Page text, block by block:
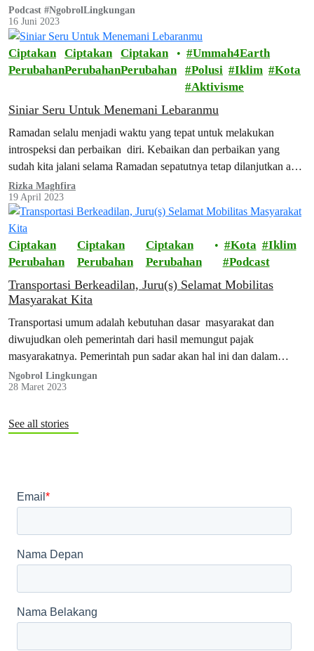
masalah.
Podcast #NgobrolLingkungan
16 Juni 2023
Ciptakan
Perubahan
Ciptakan
Perubahan
Ciptakan
Perubahan
Ummah4Earth
Polusi
Iklim
Kota
Aktivisme
Siniar Seru Untuk Menemani Lebaranmu
Ramadan selalu menjadi waktu yang tepat untuk melakukan
introspeksi dan perbaikan diri. Kebaikan dan perbaikan yang
sudah kita jalani selama Ramadan sepatutnya tetap dilanjutkan agar
keberkahan Ramadan tidak berhenti begitu saja.
Rizka Maghfira
19 April 2023
Ciptakan
Perubahan
Ciptakan
Perubahan
Ciptakan
Perubahan
Kota
Iklim
Podcast
Transportasi Berkeadilan, Juru(s) Selamat Mobilitas
Masyarakat Kita
Transportasi umum adalah kebutuhan dasar masyarakat dan
diwujudkan oleh pemerintah dari hasil memungut pajak
masyarakatnya. Pemerintah pun sadar akan hal ini dan dalam
beberapa waktu belakangan mulai melirik isu transportasi publik.
Namun sayangnya, banyak proyek pemerintah dalam hal
Ngobrol Lingkungan
28 Maret 2023
See all stories